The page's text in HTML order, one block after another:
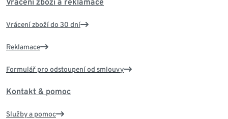
Vrácení zboží do 30 dní
Reklamace
Formulář pro odstoupení od smlouvy
Kontakt & pomoc
Služby a pomoc